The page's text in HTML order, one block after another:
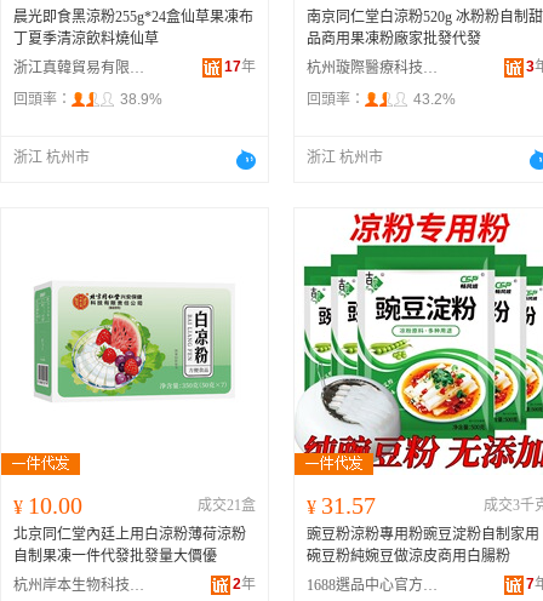
晨光即食黑涼粉255g*24盒仙草果凍布
丁夏季清涼飲料燒仙草
浙江真韓貿易有限公司
17年
回頭率：
38.9%
浙江 杭州市
南京同仁堂白涼粉520g 冰粉粉自制甜
品商用果凍粉廠家批發代發
杭州璇際醫療科技有限公司
3
回頭率：
43.2%
浙江 杭州市
¥ 10.00
成交21盒
北京同仁堂內廷上用白涼粉薄荷涼粉
自制果凍一件代發批發量大價優
杭州岸本生物科技有限公司
2年
¥ 31.57
成交3千
豌豆粉涼粉專用粉豌豆淀粉自制家用
碗豆粉純婉豆做涼皮商用白腸粉
1688選品中心官方供應鏈
7